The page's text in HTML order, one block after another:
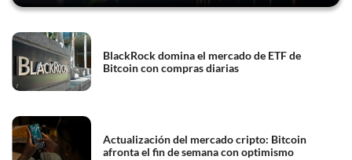
BlackRock domina el mercado de ETF de
Bitcoin con compras diarias
Actualización del mercado cripto: Bitcoin
afronta el fin de semana con optimismo